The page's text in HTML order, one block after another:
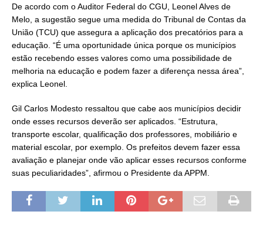
De acordo com o Auditor Federal do CGU, Leonel Alves de
Melo, a sugestão segue uma medida do Tribunal de Contas da
União (TCU) que assegura a aplicação dos precatórios para a
educação. “É uma oportunidade única porque os municípios
estão recebendo esses valores como uma possibilidade de
melhoria na educação e podem fazer a diferença nessa área”,
explica Leonel.
Gil Carlos Modesto ressaltou que cabe aos municípios decidir
onde esses recursos deverão ser aplicados. “Estrutura,
transporte escolar, qualificação dos professores, mobiliário e
material escolar, por exemplo. Os prefeitos devem fazer essa
avaliação e planejar onde vão aplicar esses recursos conforme
suas peculiaridades”, afirmou o Presidente da APPM.